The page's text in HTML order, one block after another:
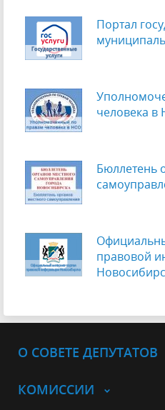
Портал
человека в
Бюллетень
правовой
О СОВЕТЕ ДЕПУТАТОВ
КОМИССИИ